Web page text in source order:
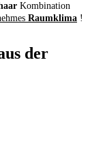
Kombination
Raumklima !
der